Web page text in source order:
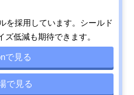
を採用しています。シールド
低減も期待できます。
で見る
で見る